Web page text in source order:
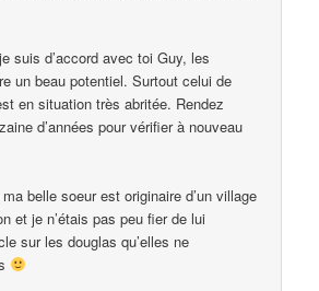
suis d’accord avec toi Guy, les
un beau potentiel. Surtout celui de
en situation très abritée. Rendez
d’années pour vérifier à nouveau
belle soeur est originaire d’un village
et je n’étais pas peu fier de lui
sur les douglas qu’elles ne